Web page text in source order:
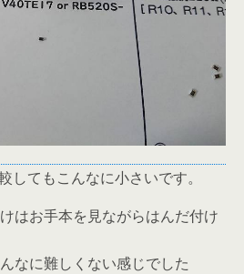
してもこんなに小さいです。
はお手本を見ながらはんだ付け
なに難しくない感じでした